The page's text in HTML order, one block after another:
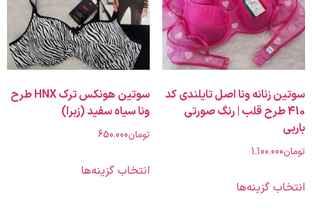
ونا اصل تایلندی کد
طرح قلب | رنگ صورتی
گزینه‌ها
سوتین هونکس ترک HNX طرح
ونا سیاه سفید (زبرا)
650.000
انتخاب گزینه‌ها